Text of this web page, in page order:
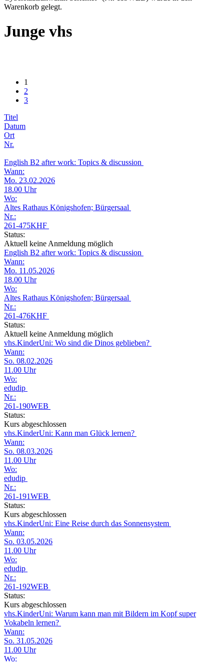
Warenkorb gelegt.
Junge vhs
1
2
3
Titel
Datum
Ort
Nr.
English B2 after work: Topics & discussion
Wann:
Mo. 23.02.2026
18.00 Uhr
Wo:
Altes Rathaus Königshofen; Bürgersaal
Nr.:
261-475KHF
Status:
Aktuell keine Anmeldung möglich
English B2 after work: Topics & discussion
Wann:
Mo. 11.05.2026
18.00 Uhr
Wo:
Altes Rathaus Königshofen; Bürgersaal
Nr.:
261-476KHF
Status:
Aktuell keine Anmeldung möglich
vhs.KinderUni: Wo sind die Dinos geblieben?
Wann:
So. 08.02.2026
11.00 Uhr
Wo:
edudip
Nr.:
261-190WEB
Status:
Kurs abgeschlossen
vhs.KinderUni: Kann man Glück lernen?
Wann:
So. 08.03.2026
11.00 Uhr
Wo:
edudip
Nr.:
261-191WEB
Status:
Kurs abgeschlossen
vhs.KinderUni: Eine Reise durch das Sonnensystem
Wann:
So. 03.05.2026
11.00 Uhr
Wo:
edudip
Nr.:
261-192WEB
Status:
Kurs abgeschlossen
vhs.KinderUni: Warum kann man mit Bildern im Kopf super
Vokabeln lernen?
Wann:
So. 31.05.2026
11.00 Uhr
Wo: